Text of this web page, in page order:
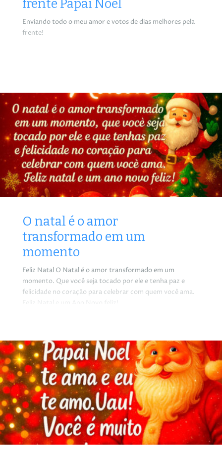
frente Papai Noel
Enviando todo o meu amor e votos de dias melhores pela
frente!
O natal é o amor
transformado em um
momento
Feliz Natal O Natal é o amor transformado em um
momento. Que você seja tocado por ele e tenha paz e
felicidade no coração para celebrar com quem você ama.